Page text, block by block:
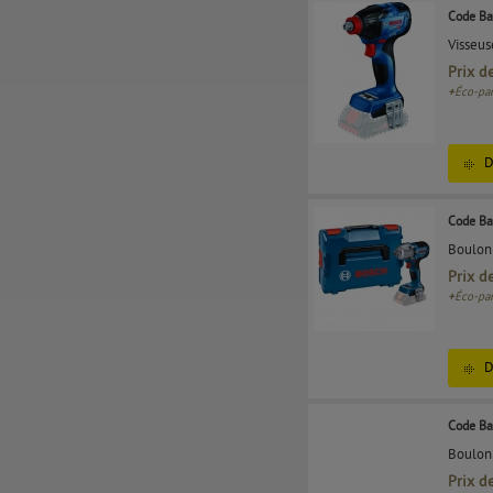
Code
Prix
+Éco-
Code
Prix
+Éco-
Code
Prix